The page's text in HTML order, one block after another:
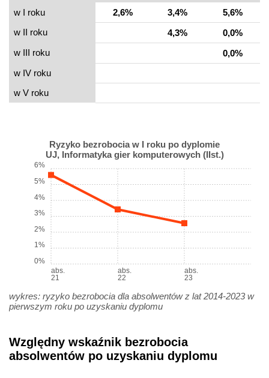
w I roku
2,6% 3,4%
5,6%
w II roku
4,3%
0,0%
w III roku
0,0%
w IV roku
w V roku
Ryzyko bezrobocia w I roku po dyplomie
UJ, Informatyka gier komputerowych (IIst.)
abs.
21
abs.
22
abs.
23
0%
1%
2%
3%
4%
5%
6%
wykres: ryzyko bezrobocia dla absolwentów z lat 2014-2023 w
pierwszym roku po uzyskaniu dyplomu
Względny wskaźnik bezrobocia
absolwentów po uzyskaniu dyplomu